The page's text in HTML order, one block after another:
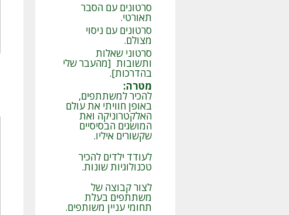
סרטונים עם הסבר
תאורטי.
סרטונים עם ניסוי
מצולם.
סרטוני שאלות
ותשובות [מהעבר שלי
בהדרכות].
מטרה:
להכיר למשתתפים,
באופן חוויתי את עולם
האלקטרוניקה ואת
המושגים הבסיסיים
שקשורים איליו.
לעודד ילדים להכיר
טכנולוגיות שונות.
לצור קבוצה של
משתתפים בעלת
תחומי עניין משותפים.